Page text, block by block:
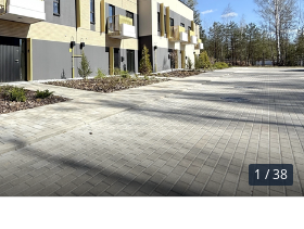
1 /38